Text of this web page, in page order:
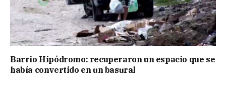
Barrio Hipódromo: recuperaron un espacio que se
había convertido en un basural